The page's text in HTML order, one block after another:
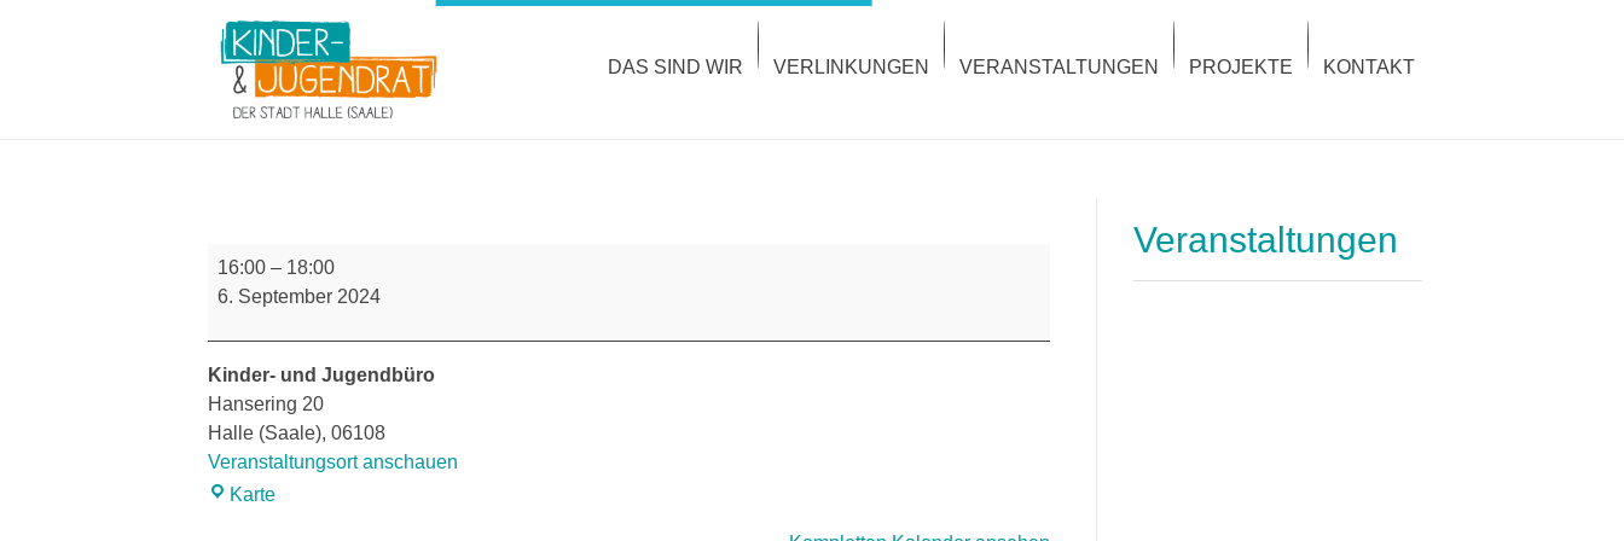
DAS SIND WIR VERLINKUNGEN VERANSTALTUNGEN PROJEKTE KONTAKT
Treffen
Kinder-
Jugendrat
16:00 – 18:00
6. September 2024
Kinder- und Jugendbüro
Hansering 20
Halle (Saale), 06108
Veranstaltungsort anschauen
Karte
Veranstaltungen